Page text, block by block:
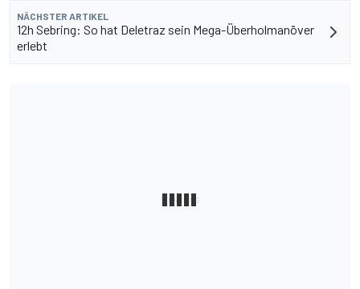
NÄCHSTER ARTIKEL
12h Sebring: So hat Deletraz sein Mega-Überholmanöver
erlebt